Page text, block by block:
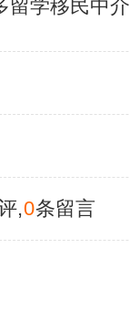
留学移民中
,0条留言